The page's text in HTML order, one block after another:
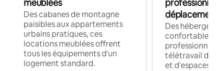
meublées
Des cabanes de montagne
paisibles aux appartements
urbains pratiques, ces
locations meublées offrent
tous les équipements d'un
logement standard.
déplacement
Des
confortables
professionnels
télétravail
et d'espaces